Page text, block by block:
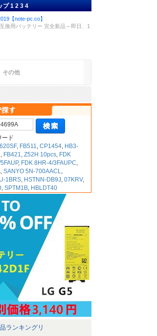
プ 1234
【note-pc.co】
換用バッテリー 完全新品～即日、1
その他
ード
, FB511,CP1454, HB3-
, FB421,Z52H 10pcs, FDK
, FDK 8HR-4/3FAUPC,
,SANYO 5N-700AACL,
1BRS, HSTNN-DB9J,07KRV,
,SPTM1B, HBLDT40
ランキングリ